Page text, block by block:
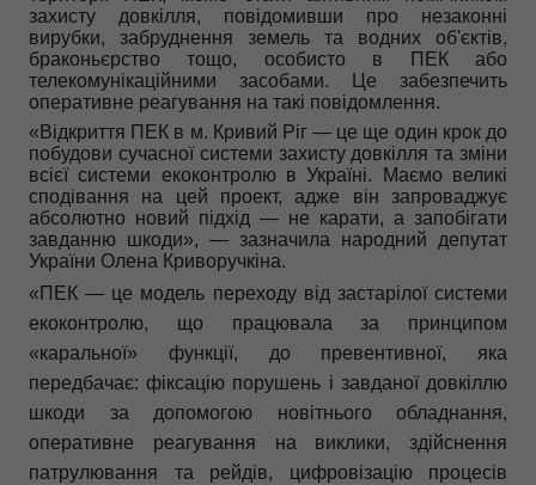
захисту довкілля, повідомивши про незаконні
вирубки, забруднення земель та водних об'єктів,
браконьєрство тощо, особисто в ПЕК або
телекомунікаційними засобами. Це забезпечить
оперативне реагування на такі повідомлення.
«Відкриття ПЕК в м. Кривий Ріг— це ще один крок до
побудови сучасної системи захисту довкілля та зміни
всієї системи екоконтролю в Україні. Маємо великі
сподівання на цей проект, адже він запроваджує
абсолютно новий підхід — не карати, а запобігати
завданню шкоди», — зазначила
народний депутат
України Олена Криворучкіна.
«ПЕК — це модель переходу від застарілої системи
екоконтролю, що працювала за принципом
«каральної» функції, до превентивної, яка
передбачає: фіксацію порушень і завданої довкіллю
шкоди за допомогою новітнього обладнання,
оперативне реагування на виклики, здійснення
патрулювання та рейдів, цифровізацію процесів